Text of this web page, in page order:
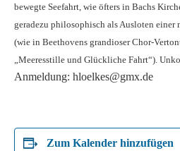
bewegte Seefahrt, wie öfters in Bachs
geradezu philosophisch als Ausloten einer
(wie in Beethovens grandioser Chor-
„Meeresstille und Glückliche Fahrt“).
Anmeldung: hloelkes@gmx.de
Zum Kalender hinzufügen